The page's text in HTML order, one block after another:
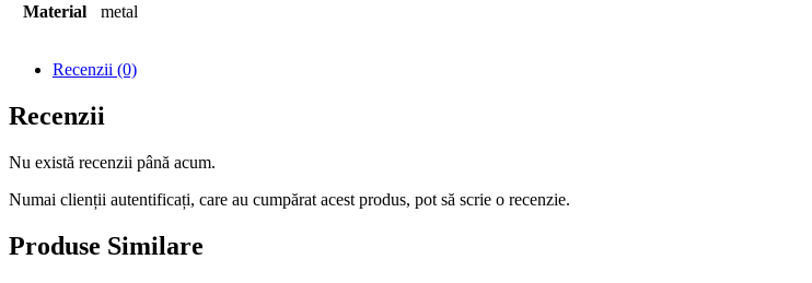
Material metal
Recenzii (0)
Recenzii
Nu există recenzii până acum.
Numai clienții autentificați, care au cumpărat acest produs, pot să scrie o recenzie.
Produse Similare